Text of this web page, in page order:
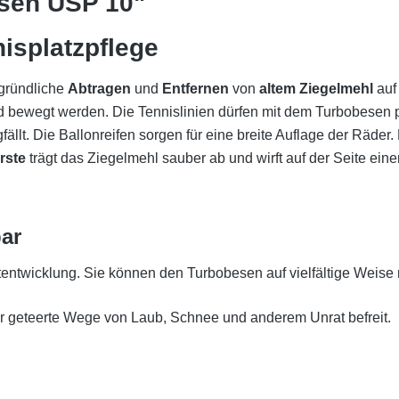
Abtragen und Entfernen von altem Ziegelmehl
werden. Die Tennislinien dürfen mit dem
Die Ballonreifen sorgen für eine breite Auflage der
trägt das Ziegelmehl sauber ab und wirft auf der Seite
Sie können den Turbobesen auf vielfältige Weise
Wege von Laub, Schnee und anderem Unrat befreit.